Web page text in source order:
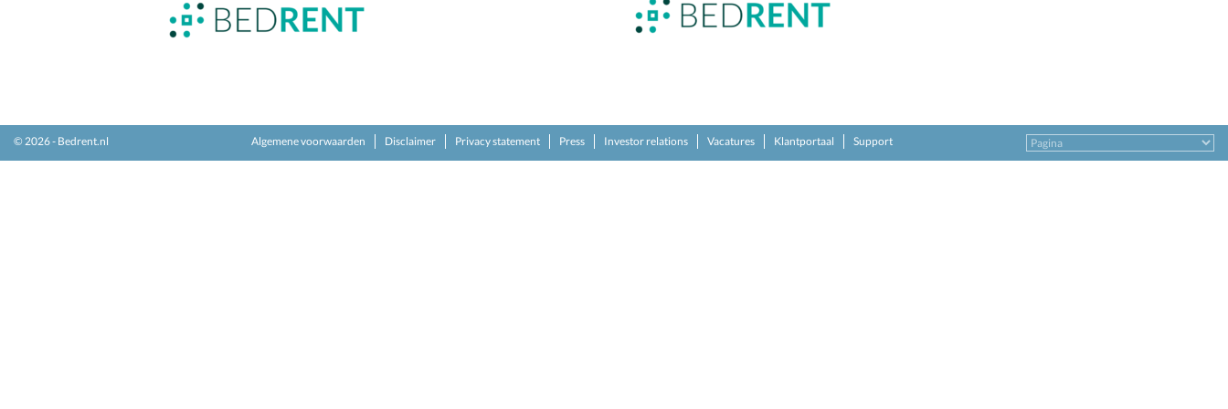
© 2026 - Bedrent.nl Algemene voorwaarden Disclaimer Privacy statement Press Investor relations Vacatures Klantportaal Support